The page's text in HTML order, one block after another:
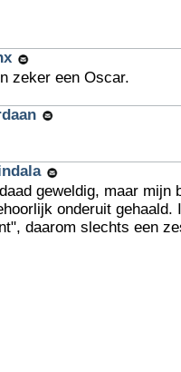
zeker een Oscar.
geweldig, maar mijn
onderuit gehaald.
daarom slechts een